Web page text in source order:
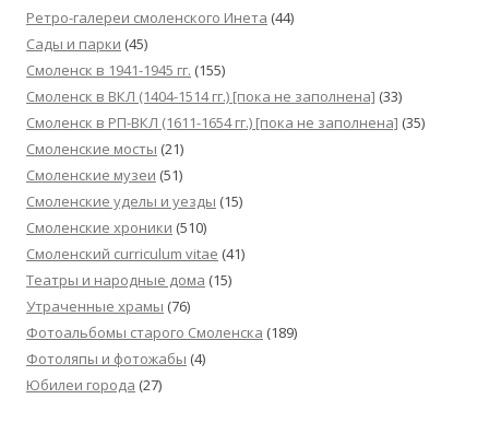
Ретро-галереи смоленского Инета (44)
Сады и парки (45)
Смоленск в 1941-1945 гг. (155)
Смоленск в ВКЛ (1404-1514 гг.) [пока не заполнена] (33)
Смоленск в РП-ВКЛ (1611-1654 гг.) [пока не заполнена] (35)
Смоленские мосты (21)
Смоленские музеи (51)
Смоленские уделы и уезды (15)
Смоленские хроники (510)
Смоленский сurriculum vitae (41)
Театры и народные дома (15)
Утраченные храмы (76)
Фотоальбомы старого Смоленска (189)
Фотоляпы и фотожабы (4)
Юбилеи города (27)